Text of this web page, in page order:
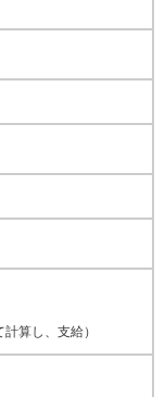
算し、支給）